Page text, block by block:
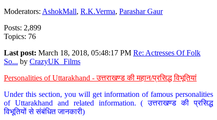
Moderators: AshokMall, R.K.Verma, Parashar Gaur
Posts: 2,899
Topics: 76
Last post: March 18, 2018, 05:48:17 PM Re: Actresses Of Folk
So... by CrazyUK_Films
Personalities of Uttarakhand - उत्तराखण्ड की महान/प्रसिद्ध विभूतियां
Under this section, you will get information of famous personalities
of Uttarakhand and related information. ( उत्तराखण्ड की प्रसिद्ध
विभूतियों से संबंधित जानकारी)